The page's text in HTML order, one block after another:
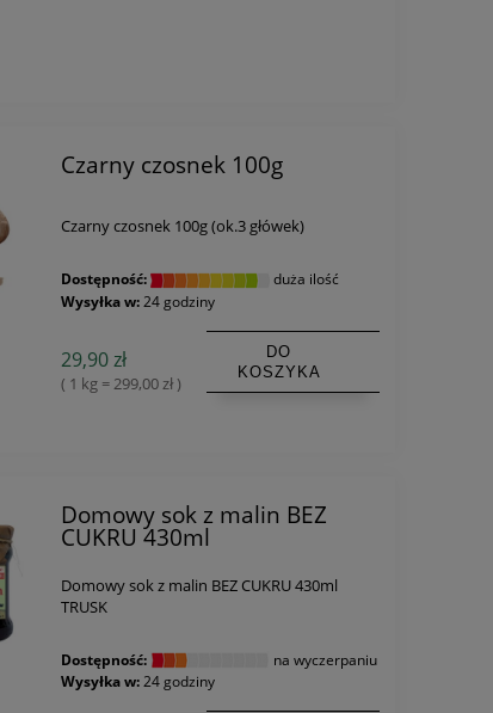
Czarny czosnek 100g
Czarny czosnek 100g (ok.3 główek)
Dostępność:
duża ilość
Wysyłka w: 24 godziny
29,90 zł
( 1 kg = 299,00 zł )
DO
KOSZYKA
Domowy sok z malin BEZ
CUKRU 430ml
Domowy sok z malin BEZ CUKRU 430ml
TRUSK
Dostępność:
na wyczerpaniu
Wysyłka w: 24 godziny